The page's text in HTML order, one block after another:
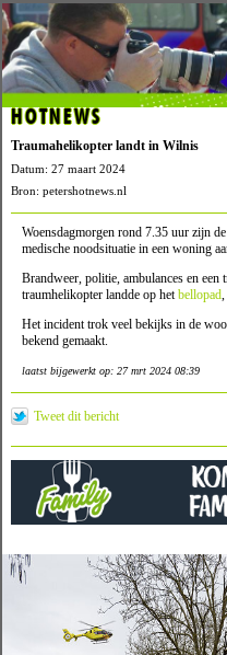
HOTNEWS
Traumahelikopter landt in Wilnis
Datum: 27 maart 2024
Bron: petershotnews.nl
Woensdagmorgen rond 7.35 uur zijn
medische noodsituatie in een woning
Brandweer, politie, ambulances en een
traumhelikopter landde op hetbellopad,
Het incident trok veel bekijks in de
bekend gemaakt.
laatst bijgewerkt op: 27 mrt 2024 08:39
Tweet dit bericht